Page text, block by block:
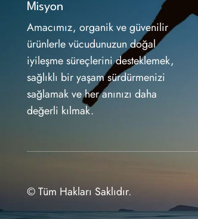
Misyon
Amacımız, organik ve güvenilir
ürünlerle vücudunuzun doğal
iyileşme süreçlerini desteklemek,
sağlıklı bir yaşam sürdürmenizi
sağlamak ve her anınızı daha
değerli kılmak.
© Tüm Hakları Saklıdır.